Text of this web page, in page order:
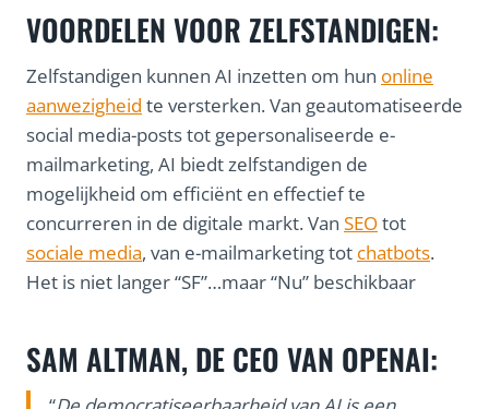
VOORDELEN VOOR ZELFSTANDIGEN:
Zelfstandigen kunnen AI inzetten om hun online
aanwezigheid te versterken. Van geautomatiseerde
social media-posts tot gepersonaliseerde e-
mailmarketing, AI biedt zelfstandigen de
mogelijkheid om efficiënt en effectief te
concurreren in de digitale markt. Van SEOtot
sociale media, van e-mailmarketing tot chatbots.
Het is niet langer “SF”…maar “Nu” beschikbaar
SAM ALTMAN, DE CEO VAN OPENAI: